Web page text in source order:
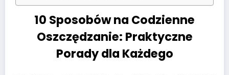
10 Sposobów na Codzienne
Oszczędzanie: Praktyczne
Porady dla Każdego